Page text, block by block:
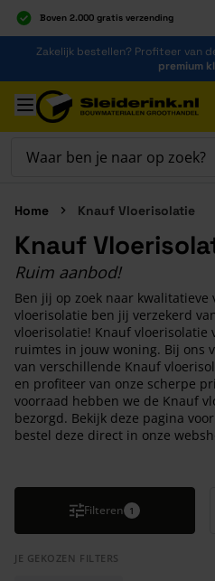
Boven 2.000 gratis verzending
Al 40 jaar dé specialist
Alles onder één dak
Ga naar de inhoud
Zakelijk bestellen? Profiteer van
premium
Ga naar hoofdinhoud
Home Knauf Vloerisolatie
Knauf
Ruim aanbod!
Ben jij op zoek naar
vloerisolatie ben jij verzekerd
vloerisolatie! Knauf vloerisolatie
ruimtes in jouw woning. Bij ons
van verschillende Knauf
en profiteer van onze scherpe
voorraad hebben we de Knauf
bezorgd. Bekijk deze pagina
bestel deze direct in onze
Filteren 1
JE GEKOZEN FILTERS